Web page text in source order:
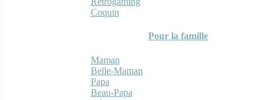
Coquin
Pour la famille
Maman
Belle-Maman
Papa
Beau-Papa